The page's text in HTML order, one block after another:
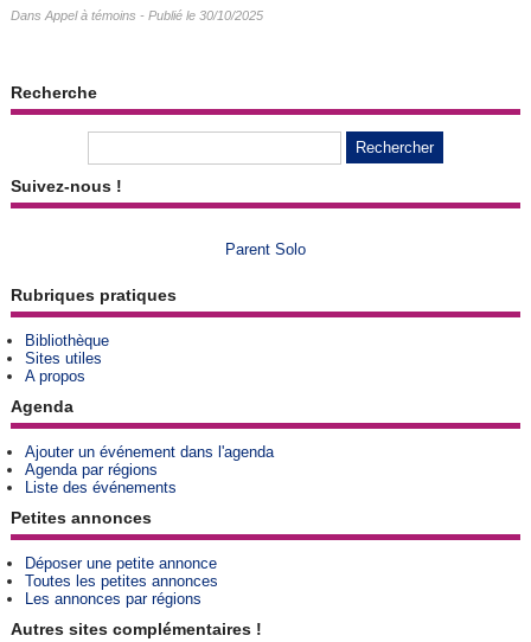
Dans Appel à témoins - Publié le 30/10/2025
Recherche
Suivez-nous !
Parent Solo
Rubriques pratiques
Bibliothèque
Sites utiles
A propos
Agenda
Ajouter un événement dans l'agenda
Agenda par régions
Liste des événements
Petites annonces
Déposer une petite annonce
Toutes les petites annonces
Les annonces par régions
Autres sites complémentaires !